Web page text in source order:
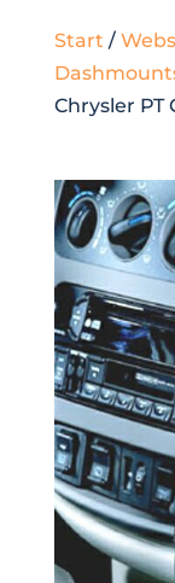
Start /
Chrysler PT